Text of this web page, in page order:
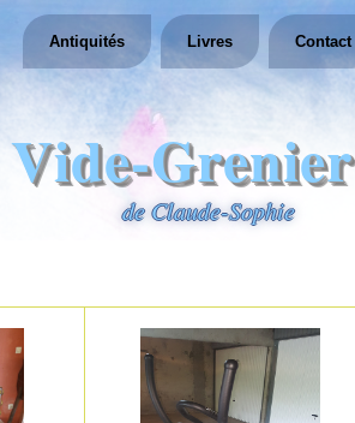
Vide-Grenier
de Claude-Sophie
Antiquités Livres Contact